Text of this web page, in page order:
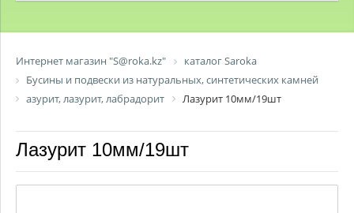
Интернет магазин "S@roka.kz"
каталог Saroka
Бусины и подвески из натуральных, синтетических камней
азурит, лазурит, лабрадорит
Лазурит 10мм/19шт
Лазурит 10мм/19шт